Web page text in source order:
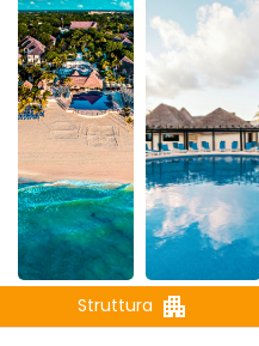
Struttura apartment